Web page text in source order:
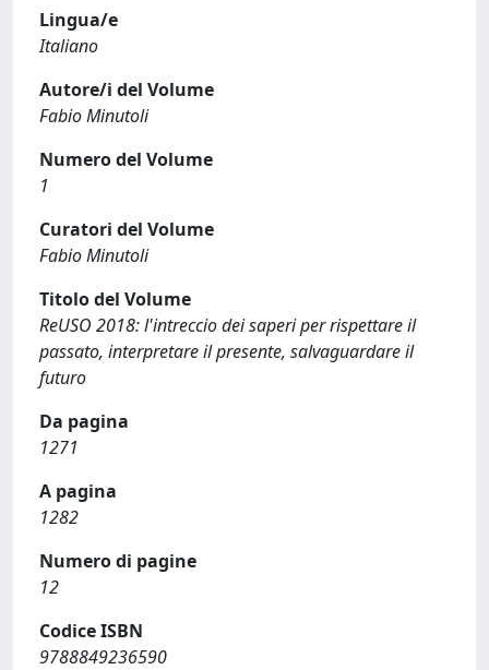
Lingua/e
Italiano
Autore/i del Volume
Fabio Minutoli
Numero del Volume
1
Curatori del Volume
Fabio Minutoli
Titolo del Volume
ReUSO 2018: l'intreccio dei saperi per rispettare il
passato, interpretare il presente, salvaguardare il
futuro
Da pagina
1271
A pagina
1282
Numero di pagine
12
Codice ISBN
9788849236590